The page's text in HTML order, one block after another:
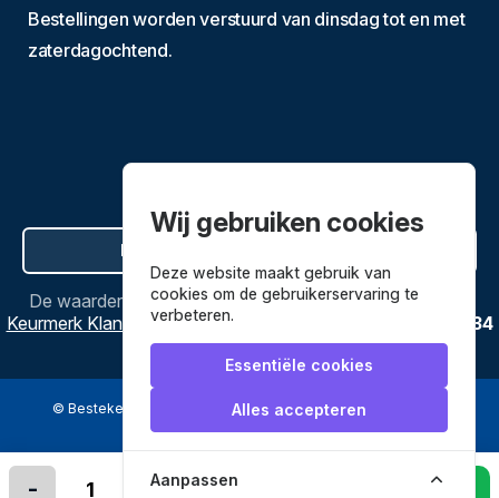
- + In winkelmandje leggen
Bestellingen worden verstuurd van dinsdag tot en met
zaterdagochtend.
Hier de overeenkomst ontbinden
De waardering vanBestekenpannen.nlbijWebwinkel
Keurmerk Klantbeoordelingen
3634
reviews.
© Bestekenpannen.nl 2026 een webshop van
Wij gebruiken cookies
Deze website maakt gebruik van
cookies om de gebruikerservaring te
verbeteren.
Essentiële cookies
Alles accepteren
Aanpassen